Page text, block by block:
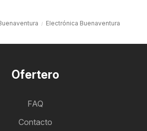
Electrónica Buenaventura
Ofertero
FAQ
Contacto